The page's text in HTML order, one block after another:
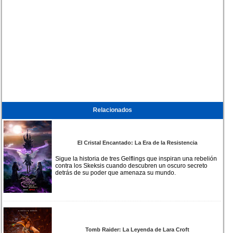
Relacionados
El Cristal Encantado: La Era de la Resistencia
Sigue la historia de tres Gelflings que inspiran una rebelión
contra los Skeksis cuando descubren un oscuro secreto
detrás de su poder que amenaza su mundo.
Tomb Raider: La Leyenda de Lara Croft